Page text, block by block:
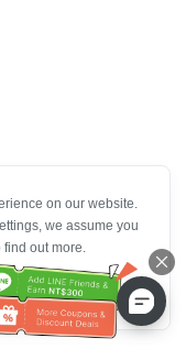
on our website.
we assume you
out more.
information